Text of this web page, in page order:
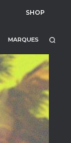
SHOP
MARQUES